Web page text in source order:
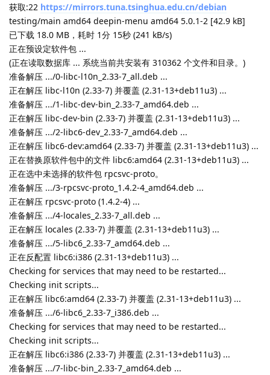
获取:22 https://mirrors.tuna.tsinghua.edu.cn/debian
testing/main amd64 deepin-menu amd64 5.0.1-2 [42.9 kB]
已下载 18.0 MB，耗时 1分 15秒 (241 kB/s)
正在预设定软件包 ...
(正在读取数据库 ... 系统当前共安装有 310362 个文件和目录。)
准备解压 .../0-libc-l10n_2.33-7_all.deb ...
正在解压 libc-l10n (2.33-7) 并覆盖 (2.31-13+deb11u3) ...
准备解压 .../1-libc-dev-bin_2.33-7_amd64.deb ...
正在解压 libc-dev-bin (2.33-7) 并覆盖 (2.31-13+deb11u3) ...
准备解压 .../2-libc6-dev_2.33-7_amd64.deb ...
正在解压 libc6-dev:amd64 (2.33-7) 并覆盖 (2.31-13+deb11u3) ...
正在替换原软件包中的文件 libc6:amd64 (2.31-13+deb11u3) ...
正在选中未选择的软件包 rpcsvc-proto。
准备解压 .../3-rpcsvc-proto_1.4.2-4_amd64.deb ...
正在解压 rpcsvc-proto (1.4.2-4) ...
准备解压 .../4-locales_2.33-7_all.deb ...
正在解压 locales (2.33-7) 并覆盖 (2.31-13+deb11u3) ...
准备解压 .../5-libc6_2.33-7_amd64.deb ...
正在反配置 libc6:i386 (2.31-13+deb11u3) ...
Checking for services that may need to be restarted...
Checking init scripts...
正在解压 libc6:amd64 (2.33-7) 并覆盖 (2.31-13+deb11u3) ...
准备解压 .../6-libc6_2.33-7_i386.deb ...
Checking for services that may need to be restarted...
Checking init scripts...
正在解压 libc6:i386 (2.33-7) 并覆盖 (2.31-13+deb11u3) ...
准备解压 .../7-libc-bin_2.33-7_amd64.deb ...